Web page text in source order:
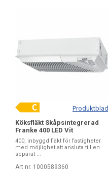
Produktblad
Köksfläkt Skåpsintegrerad
Franke 400 LED Vit
400, inbyggd fläkt för fastigheter
med möjlighet att ansluta till en
separat ...
Art nr. 1000589360